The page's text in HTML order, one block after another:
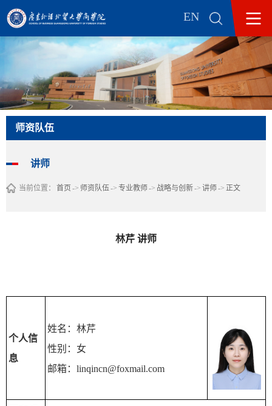
EN
师资队伍
讲师
当前位置： 首页 -> 师资队伍-> 专业教师 -> 战略与创新-> 讲师 -> 正文
林芹 讲师
个人信
息
姓名：林芹
性别：女
邮箱：linqincn@foxmail.com